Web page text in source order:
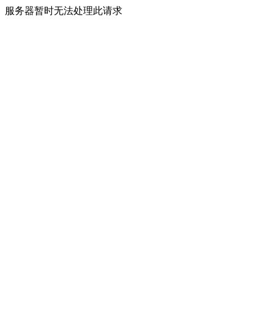
服务器暂时无法处理此请求